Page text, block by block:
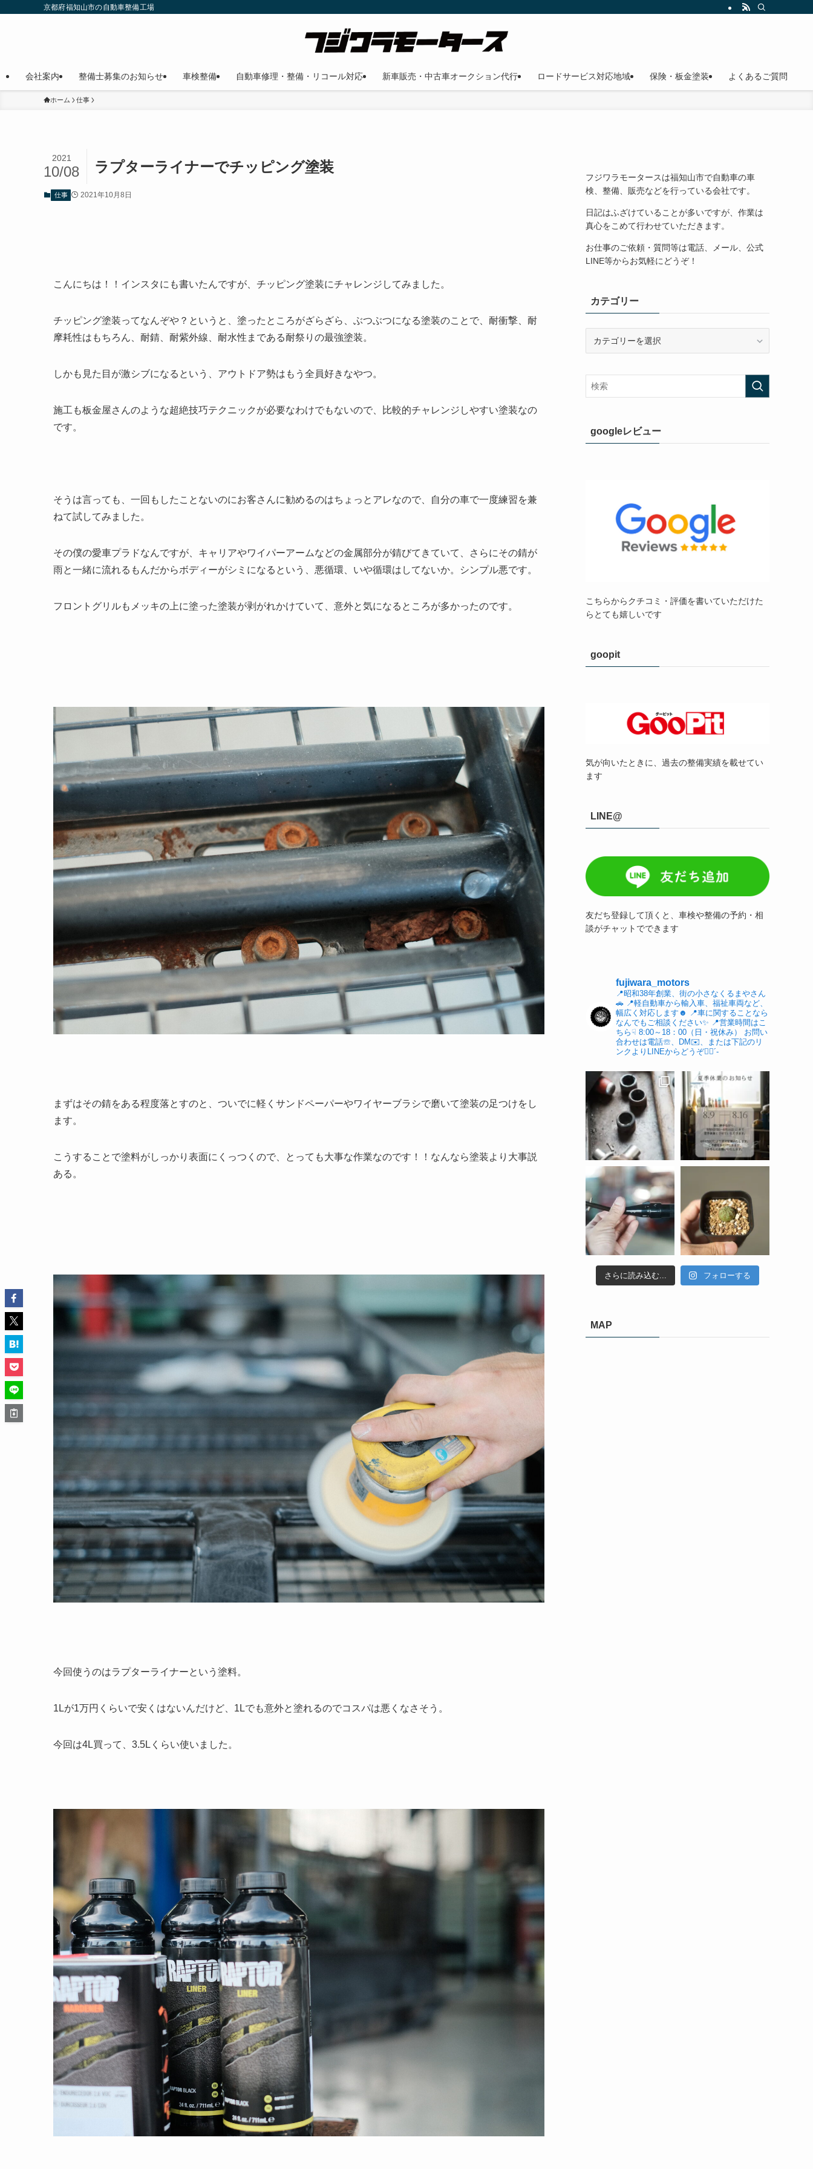
京都府福知山市の自動車整備工場
会社案内 整備士募集のお知らせ 車検整備 自動車修理・整備・リコール対応 新車販売・中古車オークション代行 ロードサービス対応地域 保険・板金塗装 よくあるご質問
ホーム 仕事
ラプターライナーでチッピング塗装
2021
10/08
仕事 2021年10月8日
こんにちは！！インスタにも書いたんですが、チッピング塗装にチャレンジしてみました。
チッピング塗装ってなんぞや？というと、塗ったところがざらざら、ぶつぶつになる塗装のことで、耐衝撃、耐
摩耗性はもちろん、耐錆、耐紫外線、耐水性まである耐祭りの最強塗装。
しかも見た目が激シブになるという、アウトドア勢はもう全員好きなやつ。
施工も板金屋さんのような超絶技巧テクニックが必要なわけでもないので、比較的チャレンジしやすい塗装なの
です。
そうは言っても、一回もしたことないのにお客さんに勧めるのはちょっとアレなので、自分の車で一度練習を兼
ねて試してみました。
その僕の愛車プラドなんですが、キャリアやワイパーアームなどの金属部分が錆びてきていて、さらにその錆が
雨と一緒に流れるもんだからボディーがシミになるという、悪循環、いや循環はしてないか。シンプル悪です。
フロントグリルもメッキの上に塗った塗装が剥がれかけていて、意外と気になるところが多かったのです。
まずはその錆をある程度落とすのと、ついでに軽くサンドペーパーやワイヤーブラシで磨いて塗装の足つけをし
ます。
こうすることで塗料がしっかり表面にくっつくので、とっても大事な作業なのです！！なんなら塗装より大事説
ある。
今回使うのはラプターライナーという塗料。
1Lが1万円くらいで安くはないんだけど、1Lでも意外と塗れるのでコスパは悪くなさそう。
今回は4L買って、3.5Lくらい使いました。
フジワラモータースは福知山市で自動車の車
検、整備、販売などを行っている会社です。
日記はふざけていることが多いですが、作業は
真心をこめて行わせていただきます。
お仕事のご依頼・質問等は電話、メール、公式
LINE等からお気軽にどうぞ！
カテゴリー
リ
ー
googleレビュー
こちらからクチコミ・評価を書いていただけた
らとても嬉しいです
goopit
気が向いたときに、過去の整備実績を載せてい
ます
LINE@
友だち登録して頂くと、車検や整備の予約・相
談がチャットでできます
fujiwara_motors
📍昭和38年創業、街の小さなくるまやさん
🚗 📍軽自動車から輸入車、福祉車両など、
幅広く対応します☻︎ 📍車に関することなら
なんでもご相談ください✨ 📍営業時間はこ
ちら☟ 8:00～18：00（日・祝休み）
お問い
合わせは電話☏、DM✉️、または下記のリ
ンクよりLINEからどうぞ👌🏻´-
さらに読み込む... フォローする
MAP